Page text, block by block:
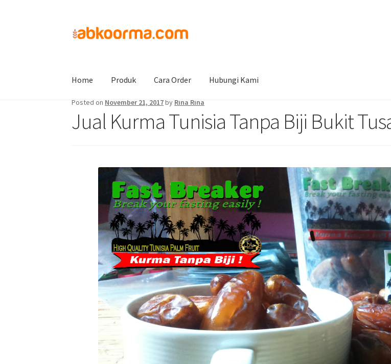
Home Produk Cara Order Hubungi Kami
Posted on November 21, 2017by Rina Rina
Jual Kurma Tunisia Tanpa Biji Bukit